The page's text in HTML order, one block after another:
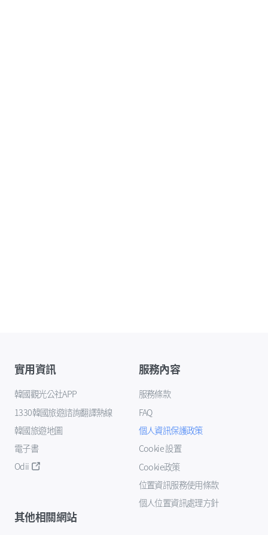
實用資訊
韓國觀光公社APP
1330韓國旅遊諮詢翻譯熱線
韓國旅遊地圖
電子書
Odii
服務內容
服務條款
FAQ
個人資訊保護政策
Cookie 設置
Cookie政策
位置資訊服務使用條款
個人位置資訊處理方針
其他相關網站